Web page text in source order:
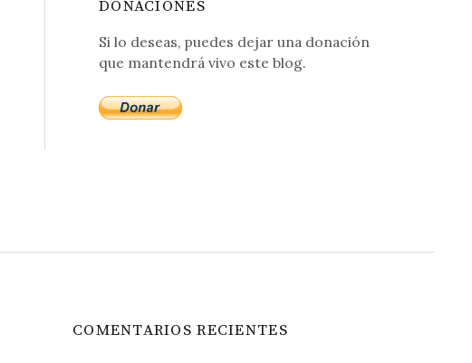
DONACIONES
Si lo deseas, puedes dejar una donación
que mantendrá vivo este blog.
COMENTARIOS RECIENTES